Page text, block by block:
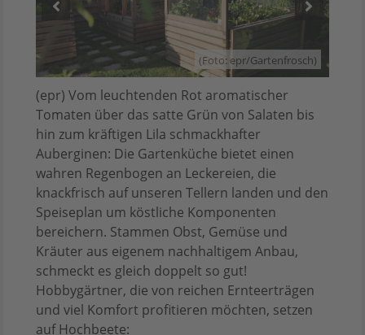
(Foto: epr/Gartenfrosch)
(epr) Vom leuchtenden Rot aromatischer
Tomaten über das satte Grün von Salaten bis
hin zum kräftigen Lila schmackhafter
Auberginen: Die Gartenküche bietet einen
wahren Regenbogen an Leckereien, die
knackfrisch auf unseren Tellern landen und den
Speiseplan um köstliche Komponenten
bereichern. Stammen Obst, Gemüse und
Kräuter aus eigenem nachhaltigem Anbau,
schmeckt es gleich doppelt so gut!
Hobbygärtner, die von reichen Ernteerträgen
und viel Komfort profitieren möchten, setzen
auf Hochbeete: